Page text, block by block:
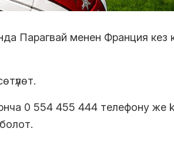
Парагвай менен Франция кез
0 554 455 444 телефону же